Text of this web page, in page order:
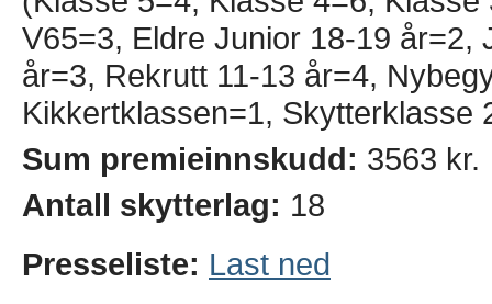
V65=3, Eldre Junior 18-19 år=2,
år=3, Rekrutt 11-13 år=4,
Kikkertklassen=1, Skytterklasse
Sum premieinnskudd: 3563 kr.
Antall skytterlag: 18
Presseliste: Last ned